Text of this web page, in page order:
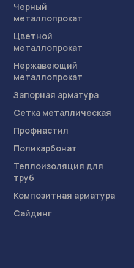
Черный
металлопрокат
Цветной
металлопрокат
Нержавеющий
металлопрокат
Запорная арматура
Сетка металлическая
Профнастил
Поликарбонат
Теплоизоляция для
труб
Композитная арматура
Сайдинг